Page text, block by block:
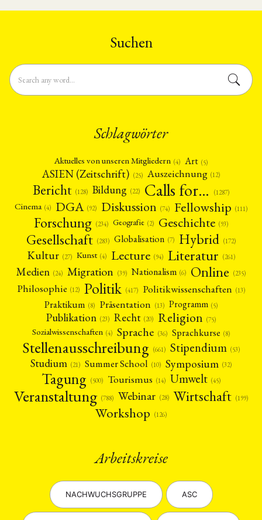
Cité/CRCAO) Throughout the
Suchen
Schlagwörter
Aktuelles von unseren Mitgliedern (4) Art (5)
ASIEN (Zeitschrift) (25) Auszeichnung (12)
Bericht (128) Bildung (22) Calls for… (1287)
Cinema (4) DGA (92) Diskussion (74) Fellowship (111)
Forschung (234) Geografie (2) Geschichte (93)
Gesellschaft (283) Globalisation (7) Hybrid (172)
Kultur (27) Kunst (4) Lecture (94) Literatur (261)
Medien (24) Migration (39) Nationalism (6) Online (235)
Philosophie (12) Politik (417) Politikwissenschaften (13)
Praktikum (8) Präsentation (13) Programm (5)
Publikation (23) Recht (20) Religion (75)
Sozialwissenschaften (4) Sprache (36) Sprachkurse (8)
Stellenausschreibung (661) Stipendium (53)
Studium (21) Summer School (10) Symposium (32)
Tagung (500) Tourismus (14) Umwelt (45)
Veranstaltung (788) Webinar (28) Wirtschaft (199)
Workshop (126)
Arbeitskreise
NACHWUCHSGRUPPE ASC